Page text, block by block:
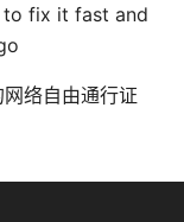
to fix it fast and
络自由通行证